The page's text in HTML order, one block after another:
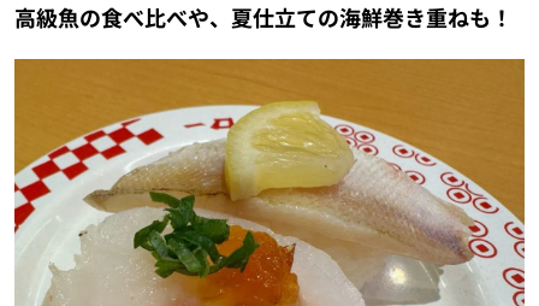
高級魚の食べ比べや、夏仕立ての海鮮巻き重ねも！